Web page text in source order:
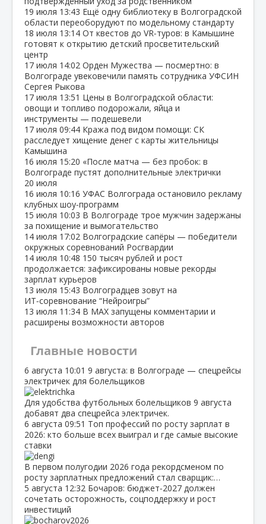
19 июля 13:43 Ещё одну библиотеку в Волгоградской
области переоборудуют по модельному стандарту
18 июля 13:14 От квестов до VR‑туров: в Камышине
готовят к открытию детский просветительский
центр
17 июля 14:02 Орден Мужества — посмертно: в
Волгограде увековечили память сотрудника УФСИН
Сергея Рыкова
17 июля 13:51 Цены в Волгоградской области:
овощи и топливо подорожали, яйца и
инструменты — подешевели
17 июля 09:44 Кража под видом помощи: СК
расследует хищение денег с карты жительницы
Камышина
16 июля 15:20 «После матча — без пробок: в
Волгограде пустят дополнительные электрички
20 июля
16 июля 10:16 УФАС Волгограда остановило рекламу
клубных шоу‑программ
15 июля 10:03 В Волгограде трое мужчин задержаны
за похищение и вымогательство
14 июля 17:02 Волгоградские сапёры — победители
окружных соревнований Росгвардии
14 июля 10:48 150 тысяч рублей и рост
продолжается: зафиксированы новые рекорды
зарплат курьеров
13 июля 15:43 Волгоградцев зовут на
ИТ‑соревнование “Нейроигры”
13 июля 11:34 В МАХ запущены комментарии и
расширены возможности авторов
Главные новости
6 августа 10:01 9 августа: в Волгограде — спецрейсы
электричек для болельщиков
Для удобства футбольных болельщиков 9 августа
добавят два спецрейса электричек.
6 августа 09:51 Топ профессий по росту зарплат в
2026: кто больше всех выиграл и где самые высокие
ставки
В первом полугодии 2026 года рекордсменом по
росту зарплатных предложений стал сварщик:…
5 августа 12:32 Бочаров: бюджет‑2027 должен
сочетать осторожность, соцподдержку и рост
инвестиций